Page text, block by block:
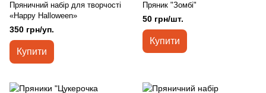
Пряничний набір для творчості
«Happy Halloween»
350 грн/уп.
Купити
Пряник "Зомбі"
50 грн/шт.
Купити